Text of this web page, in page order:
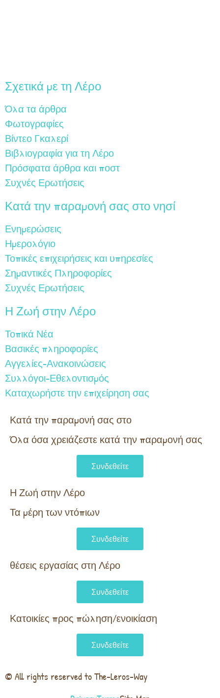
Σχετικά με τη Λέρο
Όλα τα άρθρα
Φωτογραφίες
Βίντεο Γκαλερί
Βιβλιογραφία για τη Λέρο
Πρόσφατα άρθρα και ποστ
Συχνές Ερωτήσεις
Κατά την παραμονή σας στο νησί
Ενημερώσεις
Ημερολόγιο
Τοπικές επιχειρήσεις και υπηρεσίες
Σημαντικές Πληροφορίες
Συχνές Ερωτήσεις
Η Ζωή στην Λέρο
Τοπικά Νέα
Βασικές πληροφορίες
Αγγελίες-Ανακοινώσεις
Συλλόγοι-Εθελοντισμός
Καταχωρήστε την επιχείρηση σας
Κατά την παραμονή σας στο
Όλα όσα χρειάζεστε κατά την παραμονή σας​
Συνδεθείτε
Η Ζωή στην Λέρο
Τα μέρη των ντόπιων
Συνδεθείτε
θέσεις εργασίας στη Λέρο
Συνδεθείτε
Κατοικίες προς πώληση/ενοικίαση
Συνδεθείτε
© All rights reserved to The-Leros-Way